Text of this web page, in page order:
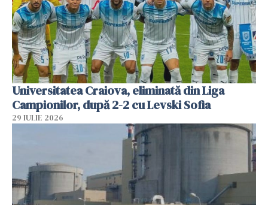
Universitatea Craiova, eliminată din Liga
Campionilor, după 2-2 cu Levski Sofia
29 IULIE 2026